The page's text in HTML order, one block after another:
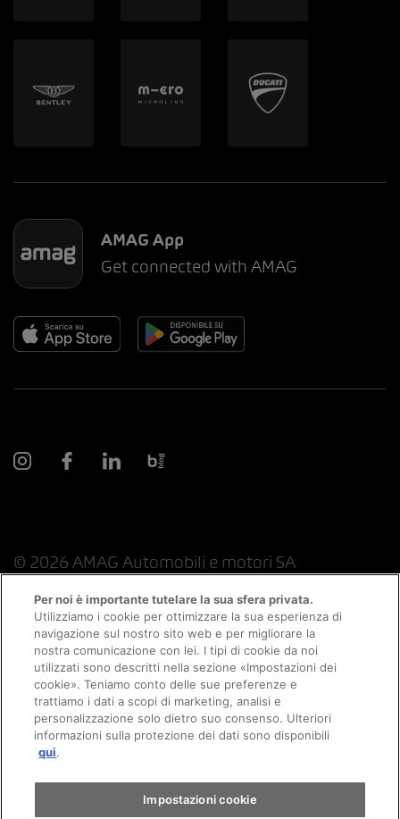
Appuntamento
Giro di prova
Trova un'auto
AMAG App
Get connected with AMAG
© 2026 AMAG Automobili e motori SA
Protezione dei dati Indicazioni giuridiche
Consulenza online informazioni legali
Politica sui cookie Colophon
Per noi è importante tutelare la sua sfera privata.
Utilizziamo i cookie per ottimizzare la sua esperienza di
navigazione sul nostro sito web e per migliorare la
nostra comunicazione con lei. I tipi di cookie da noi
utilizzati sono descritti nella sezione «Impostazioni dei
cookie». Teniamo conto delle sue preferenze e
trattiamo i dati a scopi di marketing, analisi e
personalizzazione solo dietro suo consenso. Ulteriori
informazioni sulla protezione dei dati sono disponibili
qui.
Impostazioni cookie